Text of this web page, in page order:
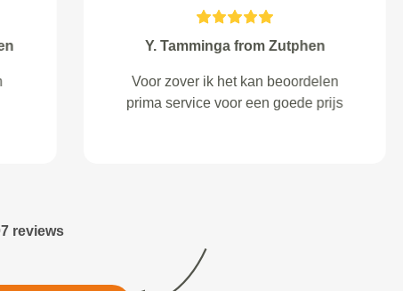
Overberg
ontvangen!
R.Blanker from Purmerend
Geweldig!
reviews